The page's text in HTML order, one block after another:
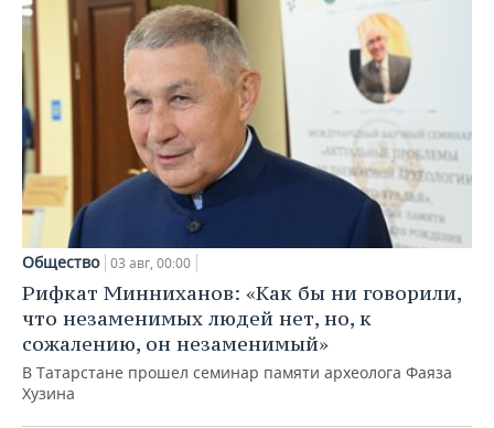
Общество 03 авг, 00:00
Рифкат Минниханов: «Как бы ни говорили,
что незаменимых людей нет, но, к
сожалению, он незаменимый»
В Татарстане прошел семинар памяти археолога Фаяза
Хузина